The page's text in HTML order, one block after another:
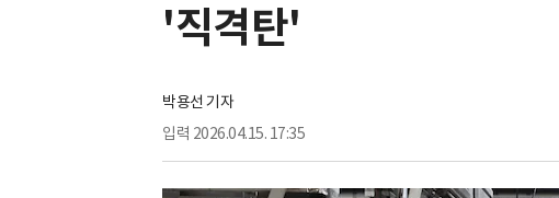
'직격탄'
박용선 기자
입력 2026.04.15. 17:35